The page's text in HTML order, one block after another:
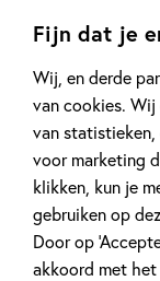
Fijn dat je
Wij, en derde
van cookies.
van statistieken,
voor marketing
klikken, kun je
gebruiken op
Door op
akkoord met
Dolfje
generaties
Weerwolfje. En
boeken waarin
beleven. Wil je
nieuwtjes?